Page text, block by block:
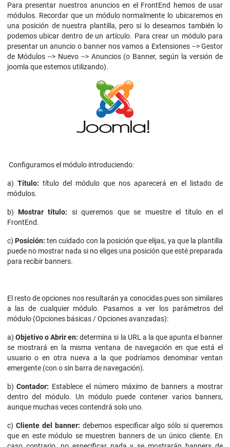
Para presentar nuestros anuncios en el FrontEnd hemos de usar
módulos. Recordar que un módulo normalmente lo ubicaremos en
una posición de nuestra plantilla, pero si lo deseamos también lo
podemos ubicar dentro de un artículo. Para crear un módulo para
presentar un anuncio o banner nos vamos a Extensiones --> Gestor
de Módulos --> Nuevo --> Anuncios (o Banner, según la versión de
joomla que estemos utilizando).
Configuramos el módulo introduciendo:
a) Título: título del módulo que nos aparecerá en el listado de
módulos.
b)Mostrar título: si queremos que se muestre el título en el
FrontEnd.
c) Posición: ten cuidado con la posición que elijas, ya que la plantilla
puede no mostrar nada si no eliges una posición que esté preparada
para recibir banners.
El resto de opciones nos resultarán ya conocidas pues son similares
a las de cualquier módulo. Pasamos a ver los parámetros del
módulo (Opciones básicas / Opciones avanzadas):
a) Objetivo o Abrir en: determina si la URL a la que apunta el banner
se mostrará en la misma ventana de navegación en que está el
usuario o en otra nueva a la que podríamos denominar ventan
emergente (con o sin barra de navegación).
b)Contador: Establece el número máximo de banners a mostrar
dentro del módulo. Un módulo puede contener varios banners,
aunque muchas veces contendrá solo uno.
c) Cliente del banner: debemos especificar algo sólo si queremos
que en este módulo se muestren banners de un único cliente. En